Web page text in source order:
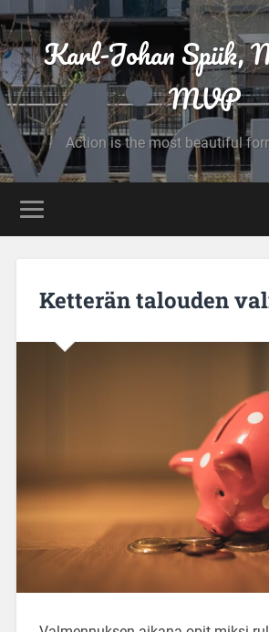
Karl-Johan Spiik,
MVP
Action is the most beautiful
Ketterän talouden